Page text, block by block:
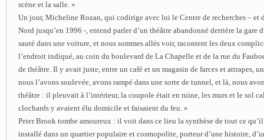
scène et la salle. »
Un jour, Micheline Rozan, qui codirige avec lui le Centre de recherches – et
Nord jusqu’en 1996 -, entend parler d’un théâtre abandonné derrière la gare
sauté dans une voiture, et nous sommes allés voir, racontent les deux
l’endroit indiqué, au coin du boulevard de La Chapelle et de la rue du
de théâtre. Il y avait juste, entre un café et un magasin de farces et attrapes,
nous l’avons soulevée, avons rampé dans une sorte de tunnel, et là, nous
théâtre : il pleuvait à l’intérieur, la coupole était en ruine, les murs et le sol
clochards y avaient élu domicile et faisaient du feu. »
Peter Brook tombe amoureux : il voit dans ce lieu la synthèse de tout ce
installé dans un quartier populaire et cosmopolite, porteur d’une histoire,